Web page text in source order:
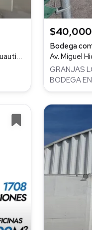
Av. Adolfo Lopez Mateos 96, Santiago Tepalcapa, Cuautitlán Izcalli
Bodega
GRANJAS
BODEGA